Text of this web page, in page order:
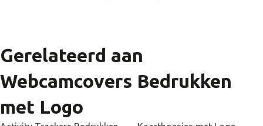
Duurzame webcamcovers bedrukken
Straalt jouw bedrijf al duurzaamheid uit? Met een milieuvriendelijk
weggevertje zoals een webcamcover binnenkort wel! Het
assortiment van Joinz bestaat uit diverse duurzame
webcamcovers. Laat bijvoorbeeld
bedrukken. De productie van natuurlijke grondstoffen is
Gerelateerd aan
Webcamcovers Bedrukken
met Logo